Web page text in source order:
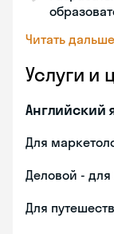
Читать дальше
Услуги и
Английский
Для
Деловой - для
Для